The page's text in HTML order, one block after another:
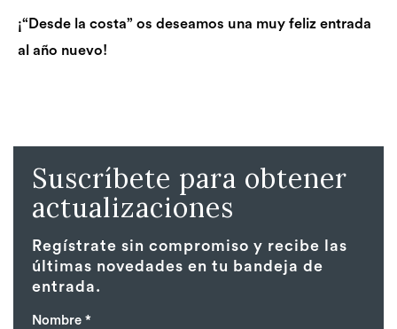
¡“Desde la costa” os deseamos una muy feliz entrada
al año nuevo!
Suscríbete para obtener
actualizaciones
Regístrate sin compromiso y recibe las
últimas novedades en tu bandeja de
entrada.
Nombre *